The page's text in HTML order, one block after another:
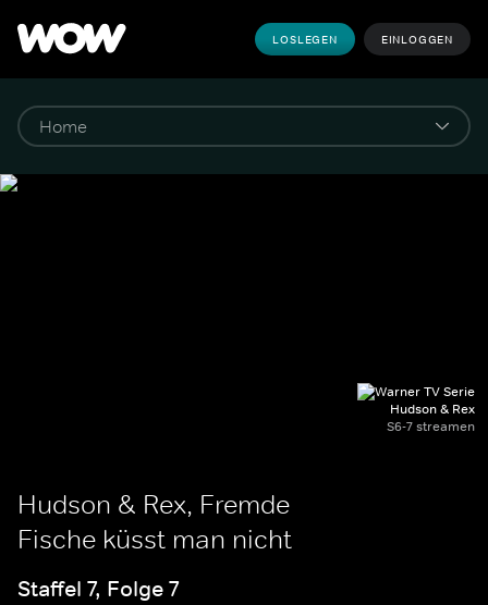
LOSLEGEN EINLOGGEN
Hudson & Rex
S6-7 streamen
Hudson & Rex, Fremde
Fische küsst man nicht
Staffel 7, Folge 7